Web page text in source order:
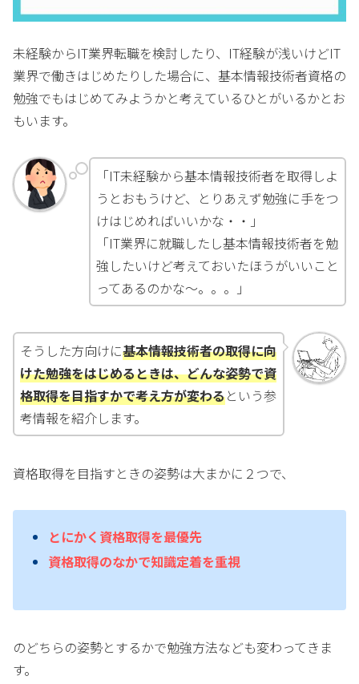
未経験からIT業界転職を検討したり、IT経験が浅いけどIT
業界で働きはじめたりした場合に、基本情報技術者資格の
勉強でもはじめてみようかと考えているひとがいるかとお
もいます。
「IT未経験から基本情報技術者を取得しよ
うとおもうけど、とりあえず勉強に手をつ
けはじめればいいかな・・」
「IT業界に就職したし基本情報技術者を勉
強したいけど考えておいたほうがいいこと
ってあるのかな～。。。」
そうした方向けに基本情報技術者の取得に向
けた勉強をはじめるときは、どんな姿勢で資
格取得を目指すかで考え方が変わるという参
考情報を紹介します。
資格取得を目指すときの姿勢は大まかに２つで、
とにかく資格取得を最優先
資格取得のなかで知識定着を重視
のどちらの姿勢とするかで勉強方法なども変わってきま
す。